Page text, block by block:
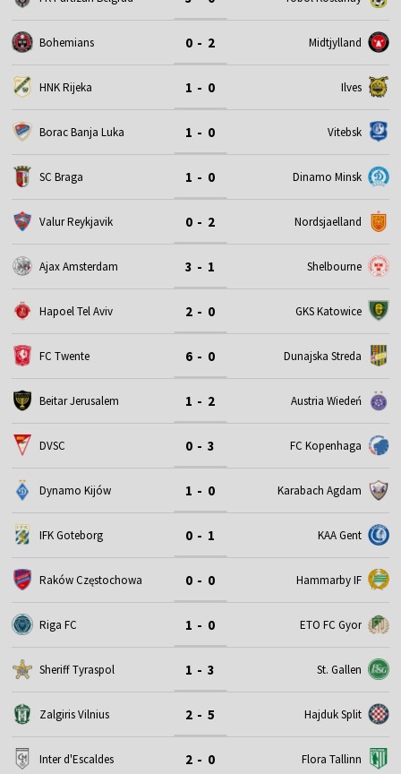
Bohemians 0 - 2 Midtjylland
HNK Rijeka 1 - 0 Ilves
Borac Banja Luka 1 - 0 Vitebsk
SC Braga 1 - 0 Dinamo Minsk
Valur Reykjavik 0 - 2 Nordsjaelland
Ajax Amsterdam 3 - 1 Shelbourne
Hapoel Tel Aviv 2 - 0 GKS Katowice
FC Twente 6 - 0 Dunajska Streda
Beitar Jerusalem 1 - 2 Austria Wiedeń
DVSC 0 - 3 FC Kopenhaga
Dynamo Kijów 1 - 0 Karabach Agdam
IFK Goteborg 0 - 1 KAA Gent
Raków Częstochowa 0 - 0 Hammarby IF
Riga FC 1 - 0 ETO FC Gyor
Sheriff Tyraspol 1 - 3 St. Gallen
Zalgiris Vilnius 2 - 5 Hajduk Split
Inter d'Escaldes 2 - 0 Flora Tallinn